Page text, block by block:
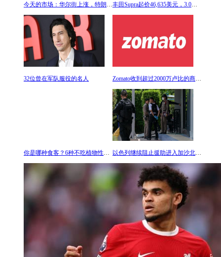
今天的市场：华尔街上涨，特朗普媒体飙升;澳大利亚股 丰田Supra起价46,635美元，3.0高级版采用新的榛子内饰
32位曾在军队服役的名人 Zomato收到超过2000万卢比的商品及服务税要求和罚款令
你是哪种食客？6种不吃植物性肉类菜肴的食客 以色列继续阻止援助进入加沙北部;联合国派遣小组前往